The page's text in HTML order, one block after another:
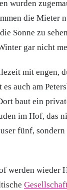
wurden
die Mieter
Sonne zu
gar nicht
mit engen,
auch am
baut ein
im Hof, das
fünf, sondern
werden wieder